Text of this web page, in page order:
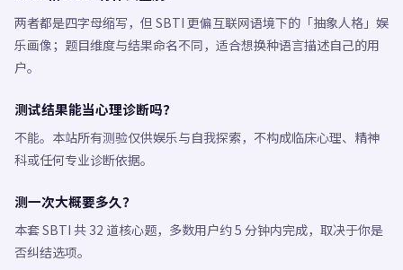
两者都是四字母缩写，但 SBTI 更偏互联网语境下的「抽象人格」娱
乐画像；题目维度与结果命名不同，适合想换种语言描述自己的用
户。
测试结果能当心理诊断吗？
不能。本站所有测验仅供娱乐与自我探索，不构成临床心理、精神
科或任何专业诊断依据。
测一次大概要多久？
本套 SBTI 共 32 道核心题，多数用户约 5 分钟内完成，取决于你是
否纠结选项。